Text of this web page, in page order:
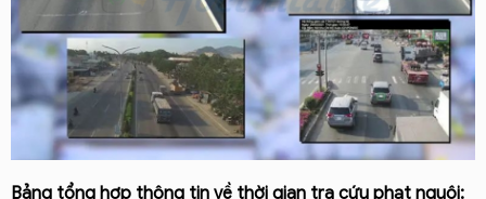
Bảng tổng hợp thông tin về thời gian tra cứu phạt nguội: